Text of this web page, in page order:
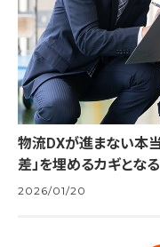
物流DXが進まない本
差」を埋めるカギとな
2026/01/20